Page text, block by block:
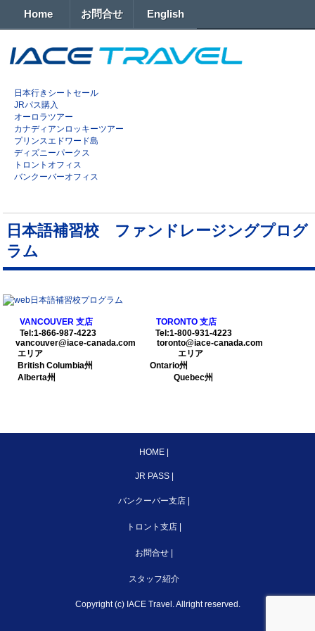
Home お問合せ English
日本行きシートセール
JRパス購入
オーロラツアー
カナディアンロッキーツアー
プリンスエドワード島
ディズニーパークス
トロントオフィス
バンクーバーオフィス
日本語補習校 ファンドレージングプログ
ラム
VANCOUVER 支店 TORONTO 支店
Tel:1-866-987-4223 Tel:1-800-931-4223
vancouver@iace-canada.com toronto@iace-canada.com
エリア エリア
British Columbia州 Ontario州
Alberta州 Quebec州
HOME
JR PASS|
バンクーバー支店
トロント支店
お問合せ
スタッフ紹介
Copyright (c) IACE Travel. Allright reserved.